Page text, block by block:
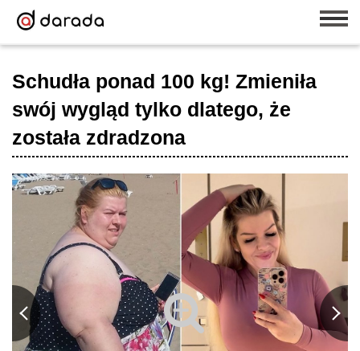
Schudła ponad 100 kg! Zmieniła
swój wygląd tylko dlatego, że
została zdradzona